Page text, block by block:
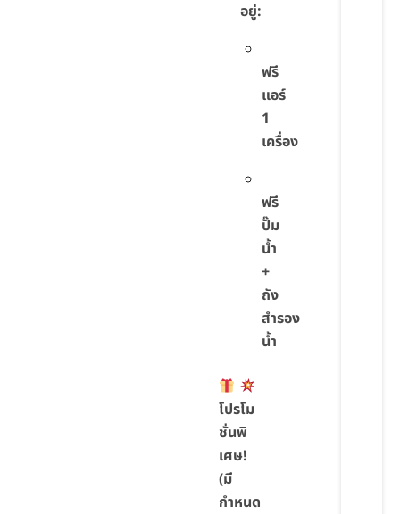
อยู่:
ฟรี
แอร์
1
เครื่อง
ฟรี
ปั๊ม
น้ำ
+
ถัง
สำรอง
น้ำ
โปรโม
ชั่นพิ
เศษ!
(มี
กำหนด